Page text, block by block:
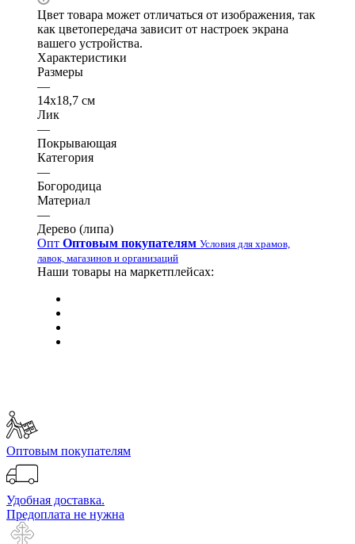
Цвет товара может отличаться от изображения, так
как цветопередача зависит от настроек экрана
вашего устройства.
Характеристики
Размеры
—
14х18,7 см
Лик
—
Покрывающая
Категория
—
Богородица
Материал
—
Дерево (липа)
Опт Оптовым покупателям Условия для храмов,
лавок, магазинов и организаций
Наши товары на маркетплейсах:
Оптовым покупателям
Удобная доставка.
Предоплата не нужна